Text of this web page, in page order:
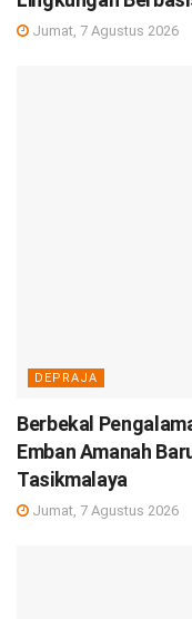
Jumat, 7 Agustus 2026
DEPRAJA
Berbekal
Emban Amanah
Tasikmalaya
Jumat, 7 Agustus 2026